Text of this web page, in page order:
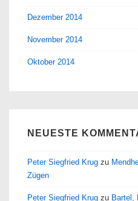
Dezember 2014
November 2014
Oktober 2014
NEUESTE
Peter Siegfried Krug zu
Zügen
Peter Siegfried Krug zu Bartel,